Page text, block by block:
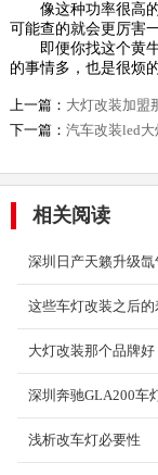
像这种功率很高
可能查的就会更厉害一
即便你找这个黄
的事情多，也是很烦的
上一篇： 大灯改装加盟
下一篇： 汽车改装led
相关阅读
深圳日产天籁升级
这些车灯改装之后的
大灯改装那个品牌
深圳奔驰GLA200车
浅析改车灯必要性